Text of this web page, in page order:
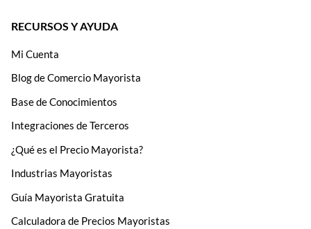
RECURSOS Y AYUDA
Mi Cuenta
Blog de Comercio Mayorista
Base de Conocimientos
Integraciones de Terceros
¿Qué es el Precio Mayorista?
Industrias Mayoristas
Guía Mayorista Gratuita
Calculadora de Precios Mayoristas